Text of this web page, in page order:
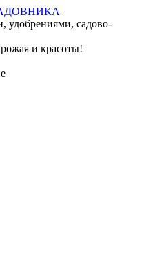
удобрениями, садово-
и красоты!